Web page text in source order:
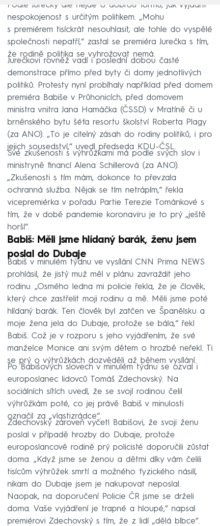
Podle Jurečky ale nejde o dobrou formu, jak vyjádřit
nespokojenost s určitým politikem. „Mohu
s premiérem tisíckrát nesouhlasit, ale tohle do vyspělé
společnosti nepatří,“ zastal se premiéra Jurečka s tím,
že rodině politika se vyhrožovat nemá.
Jurečkovi rovněž vadí i poslední dobou časté
demonstrace přímo před byty či domy jednotlivých
politiků. Protesty nyní probíhaly například před domem
premiéra Babiše v Průhonicích, před domovem
ministra vnitra Jana Hamáčka (ČSSD) v Mratíně či u
brněnského bytu šéfa resortu školství Roberta Plagy
(za ANO). „To je citelný zásah do rodiny politiků, i pro
jejich sousedství,“ uvedl předseda KDU-ČSL.
Své zkušenosti s výhrůžkami má podle svých slov i
ministryně financí Alena Schillerová (za ANO).
„Zkušenosti s tím mám, dokonce to převzala
ochranná služba. Nějak se tím netrápím,“ řekla
vicepremiérka v pořadu Partie Terezie Tománkové s
tím, že v době pandemie koronaviru je to prý „ještě
horší“.
Babiš: Měli jsme hlídaný barák, ženu jsem
poslal do Dubaje
Babiš v minulém týdnu ve vysílání CNN Prima NEWS
prohlásil, že jistý muž měl v plánu zavraždit jeho
rodinu. „Osmého ledna mi policie řekla, že je člověk,
který chce zastřelit moji rodinu a mě. Měli jsme poté
hlídaný barák. Ten člověk byl zatčen ve Španělsku a
moje žena jela do Dubaje, protože se bála,“ řekl
Babiš. Což je v rozporu s jeho vyjádřením, že své
manželce Monice ani svým dětem o hrozbě neřekl. Ti
se prý o výhrůžkách dozvěděli až během vysílání.
Po Babišových slovech v minulém týdnu se ozval i
europoslanec lidovců Tomáš Zdechovský. Na
sociálních sítích uvedl, že se svojí rodinou čelil
výhrůžkám poté, co jej právě Babiš v minulosti
označil za „vlastizrádce“.
Zdechovský zároveň vyčetl Babišovi, že svoji ženu
poslal v případě hrozby do Dubaje, protože
europoslancově rodině prý policisté doporučili zůstat
doma. „Když jsme se ženou a dětmi díky vám čelili
tisícům výhrůžek smrtí a možného fyzického násilí,
nikam do Dubaje jsem je nakupovat neposlal.
Naopak, na doporučení Policie ČR jsme se drželi
doma. Vaše vyjádření je trapné a hloupé,“ napsal
premiérovi Zdechovský s tím, že z lidí „dělá blbce“.